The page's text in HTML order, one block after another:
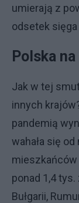
umierają z
odsetek
Polska
Jak w tej
innych
pandemią
wahała się
mieszkańców
ponad 1,4
Bułgarii,